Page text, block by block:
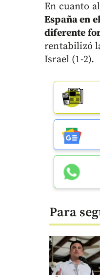
En cuanto
España en
diferente
rentabilizó
Israel (1-2).
Para